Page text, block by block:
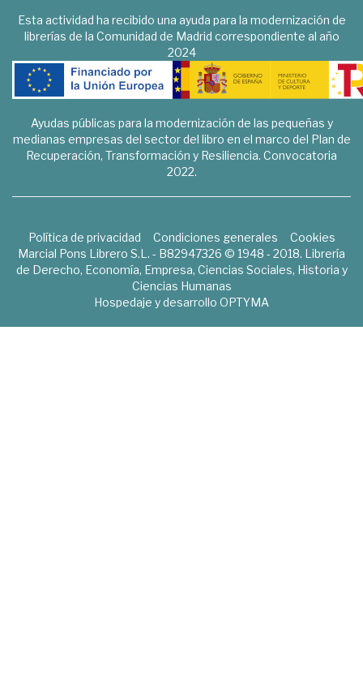
Esta actividad ha recibido una ayuda para la modernización de
librerías de la Comunidad de Madrid correspondiente al año
2024
Ayudas públicas para la modernización de las pequeñas y
medianas empresas del sector del libro en el marco del Plan de
Recuperación, Transformación y Resiliencia. Convocatoria
2022.
Política de privacidad Condiciones generales
Cookies
Marcial Pons Librero S.L. - B82947326 © 1948 - 2018. Librería
de Derecho, Economía, Empresa, Ciencias Sociales, Historia y
Ciencias Humanas
Hospedaje y desarrollo OPTYMA